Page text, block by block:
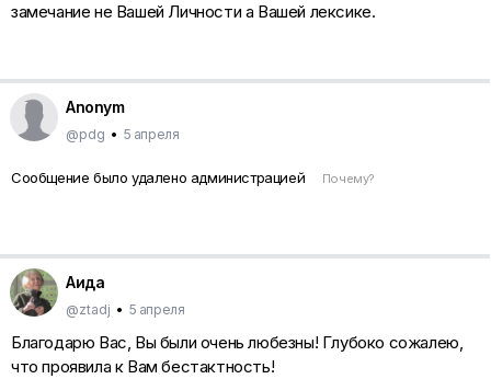
замечание не Вашей Личности а Вашей лексике.
Anonym
@pdg • 5 апреля
Сообщение было удалено администрацией Почему?
Аида
@ztadj • 5 апреля
Благодарю Вас, Вы были очень любезны! Глубоко сожалею,
что проявила к Вам бестактность!